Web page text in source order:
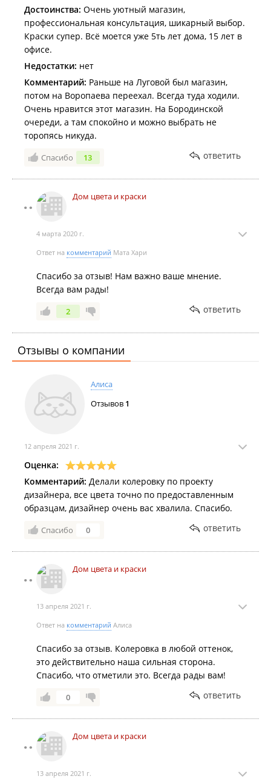
Достоинства: Очень уютный магазин,
профессиональная консультация, шикарный выбор.
Краски супер. Всё моется уже 5ть лет дома, 15 лет в
офисе.
Недостатки: нет
Комментарий: Раньше на Луговой был магазин,
потом на Воропаева переехал. Всегда туда ходили.
Очень нравится этот магазин. На Бородинской
очереди, а там спокойно и можно выбрать не
торопясь никуда.
Спасибо 13 ответить
Дом цвета и краски
4 марта 2020 г.
Ответ на комментарий Мата Хари
Спасибо за отзыв! Нам важно ваше мнение.
Всегда вам рады!
2 ответить
Отзывы о компании
Алиса
Отзывов 1
12 апреля 2021 г.
Оценка:
Комментарий: Делали колеровку по проекту
дизайнера, все цвета точно по предоставленным
образцам, дизайнер очень вас хвалила. Спасибо.
Спасибо 0 ответить
Дом цвета и краски
13 апреля 2021 г.
Ответ на комментарий Алиса
Спасибо за отзыв. Колеровка в любой оттенок,
это действительно наша сильная сторона.
Спасибо, что отметили это. Всегда рады вам!
0 ответить
Дом цвета и краски
13 апреля 2021 г.